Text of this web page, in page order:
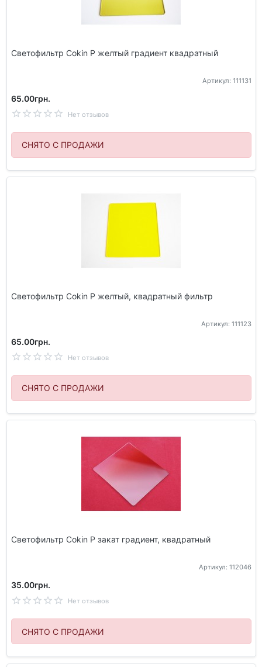
Светофильтр Cokin P желтый градиент квадратный
Артикул: 111131
65.00грн.
Нет отзывов
СНЯТО С ПРОДАЖИ
Светофильтр Cokin P желтый, квадратный фильтр
Артикул: 111123
65.00грн.
Нет отзывов
СНЯТО С ПРОДАЖИ
Светофильтр Cokin P закат градиент, квадратный
Артикул: 112046
35.00грн.
Нет отзывов
СНЯТО С ПРОДАЖИ